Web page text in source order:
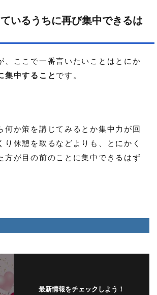
いるうちに再び集中できるは
、ここで一番言いたいことはとにか
集中すること です。
何か策を講じてみるとか集中力が回
り休憩を取るなどよりも、とにかく
方が目の前のことに集中できるはず
最新情報をチェックしよう！